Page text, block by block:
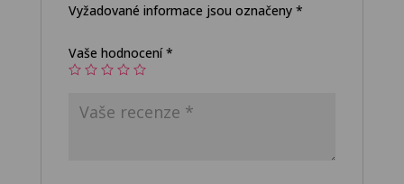
Vyžadované informace jsou označeny *
Vaše hodnocení*